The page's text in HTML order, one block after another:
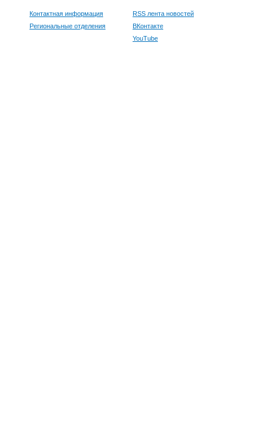
Контактная информация
Региональные отделения
RSS лента новостей
ВКонтакте
YouTube